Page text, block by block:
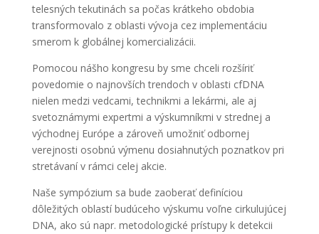
telesných tekutinách sa počas krátkeho obdobia
transformovalo z oblasti vývoja cez implementáciu
smerom k globálnej komercializácii.
Pomocou nášho kongresu by sme chceli rozšíriť
povedomie o najnovších trendoch v oblasti cfDNA
nielen medzi vedcami, technikmi a lekármi, ale aj
svetoznámymi expertmi a výskumníkmi v strednej a
východnej Európe a zároveň umožniť odbornej
verejnosti osobnú výmenu dosiahnutých poznatkov pri
stretávaní v rámci celej akcie.
Naše sympózium sa bude zaoberať definíciou
dôležitých oblastí budúceho výskumu voľne cirkulujúcej
DNA, ako sú napr. metodologické prístupy k detekcii